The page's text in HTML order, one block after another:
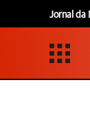
Jornal da